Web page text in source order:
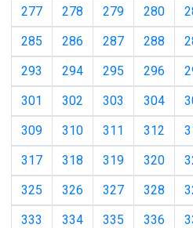
277
278 279 280
285
286 287 288
293
294 295 296
301
302 303 304
309
310 311 312
317
318 319 320
325
326 327 328
333
334 335 336